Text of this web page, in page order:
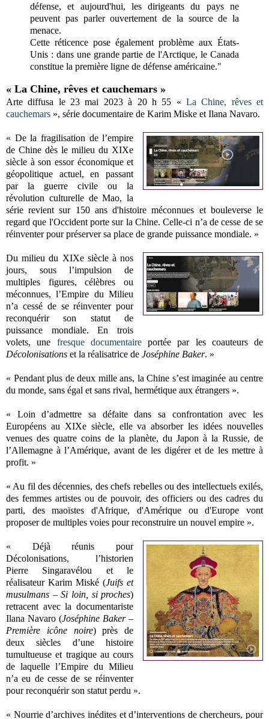
défense, et aujourd'hui, les dirigeants du pays ne
peuvent pas parler ouvertement de la source de la
menace.
Cette réticence pose également problème aux États-
Unis : dans une grande partie de l'Arctique, le Canada
constitue la première ligne de défense américaine."
« La Chine, rêves et cauchemars »
Arte diffusa le 23 mai 2023 à 20 h 55 « La Chine, rêves et
cauchemars », série documentaire de Karim Miske et Ilana Navaro.
« De la fragilisation de l’empire
de Chine dès le milieu du XIXe
siècle à son essor économique et
géopolitique actuel, en passant
par la guerre civile ou la
révolution culturelle de Mao, la
série revient sur 150 ans d'histoire méconnues et bouleverse le
regard que l'Occident porte sur la Chine. Celle-ci n’a de cesse de se
réinventer pour préserver sa place de grande puissance mondiale. »
Du milieu du XIXe siècle à nos
jours, sous l’impulsion de
multiples figures, célèbres ou
méconnues, l’Empire du Milieu
n’a cessé de se réinventer pour
reconquérir son statut de
puissance mondiale. En trois
volets, une fresque documentaireportée par les coauteurs de
Décolonisations et la réalisatrice de Joséphine Baker. »
« Pendant plus de deux mille ans, la Chine s’est imaginée au centre
du monde, sans égal et sans rival, hermétique aux étrangers ».
« Loin d’admettre sa défaite dans sa confrontation avec les
Européens au XIXe siècle, elle va absorber les idées nouvelles
venues des quatre coins de la planète, du Japon à la Russie, de
l’Allemagne à l’Amérique, avant de les digérer et de les mettre à
profit. »
« Au fil des décennies, des chefs rebelles ou des intellectuels exilés,
des femmes artistes ou de pouvoir, des officiers ou des cadres du
parti, des maoïstes d'Afrique, d'Amérique ou d'Europe vont
proposer de multiples voies pour reconstruire un nouvel empire ».
« Déjà réunis pour
Décolonisations, l’historien
Pierre Singaravélou et le
réalisateur Karim Miské (Juifs et
musulmans – Si loin, si proches)
retracent avec la documentariste
Ilana Navaro (Joséphine Baker –
Première icône noire) près de
deux siècles d’une histoire
tumultueuse et tragique au cours
de laquelle l’Empire du Milieu
n’a eu de cesse de se réinventer
pour reconquérir son statut perdu ».
« Nourrie d’archives inédites et d’interventions de chercheurs, pour